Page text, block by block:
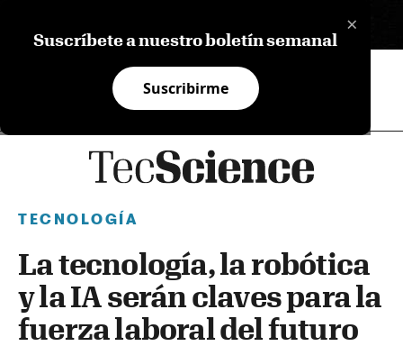
×
Suscríbete a nuestro boletín semanal
Suscribirme
TECNOLOGÍA
La tecnología, la robótica
y la IA serán claves para la
fuerza laboral del futuro